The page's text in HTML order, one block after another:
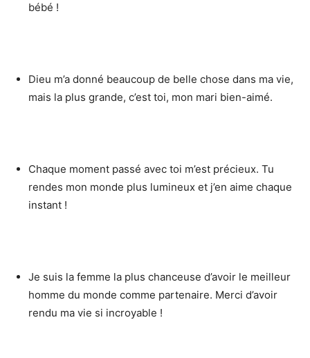
bébé !
Dieu m’a donné beaucoup de belle chose dans ma vie,
mais la plus grande, c’est toi, mon mari bien-aimé.
Chaque moment passé avec toi m’est précieux. Tu
rendes mon monde plus lumineux et j’en aime chaque
instant !
Je suis la femme la plus chanceuse d’avoir le meilleur
homme du monde comme partenaire. Merci d’avoir
rendu ma vie si incroyable !